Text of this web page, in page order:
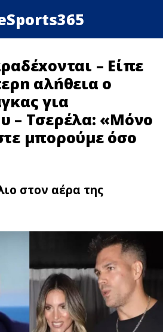
– Είπε
αλńθεια ο
για
– Τσερέλα: «Μόνο
μπορούμε όσο
στον αέρα της